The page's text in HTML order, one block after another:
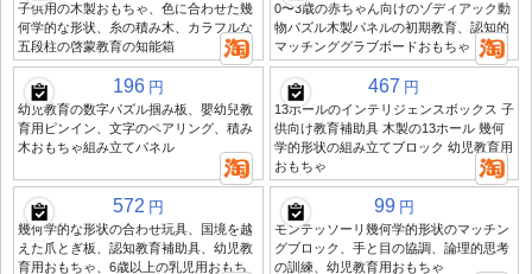
子供用の木製おもちゃ、色に合わせた幾
何学的な形状、糸の積み木、カラフルな
五段柱の啓蒙教育の知能箱
0〜3歳の赤ちゃん向けのゾディアック動
物パズル木製パネルの初期教育、認知的
マッチンググラブボードおもちゃ
196 円
幼児教育の数字パズル掴み板、嬰幼兒教
育用ピンイン、文字のペアリング、積み
木おもちゃ組み立てパネル
467 円
13ホールのインテリジェンスボックス 子
供向け教育補助具 木製の13ホール 幾何
学的形状の組み立てブロック 幼児教育用
おもちゃ
572 円
幾何学的な形状の合わせ玩具、国境を越
えた爪とぎ板、認知教育補助具、幼児教
育用おもちゃ、6歳以上の乳児用おもち
99 円
モンテッソーリ幾何学的形状のマッチン
グブロック、手と目の協調、論理的思考
の訓練、幼児教育用おもちゃ